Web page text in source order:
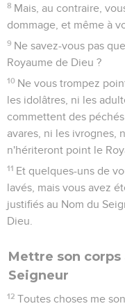
8 Mais, au contraire,
dommage, et même à
9 Ne savez-vous pas
Royaume de Dieu ?
10 Ne vous trompez
les idolâtres, ni les
commettent des
avares, ni les ivrognes,
n'hériteront point le
11 Et quelques-uns de
lavés, mais vous avez
justifiés au Nom du
Dieu.
Mettre son
Seigneur
12 Toutes choses me